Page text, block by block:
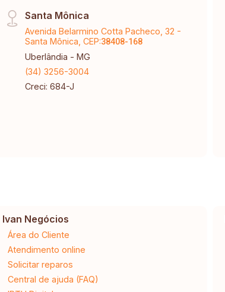
Santa Mônica
Avenida Belarmino Cotta Pacheco, 32 -
Santa Mônica, CEP:38408-168
Uberlândia - MG
(34) 3256-3004
Creci: 684-J
Ivan Negócios
Área do Cliente
Atendimento online
Solicitar reparos
Central de ajuda (FAQ)